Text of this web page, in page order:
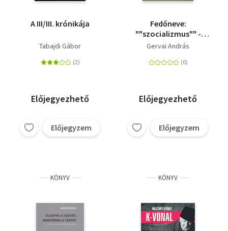
A III/III. krónikája
Tabajdi Gábor
Előjegyezhető
Előjegyzem
Fedőneve:
""szocializmus"" -
Művészek, ügynökök,
Gervai András
Előjegyezhető
Előjegyzem
KÖNYV KÖNYV